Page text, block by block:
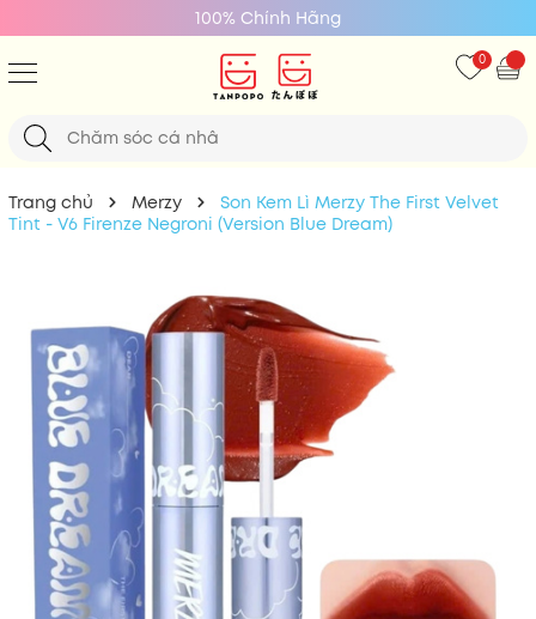
100% Chính Hãng
0
Trang chủ Merzy
Son Kem Lì Merzy The First Velvet
Tint - V6 Firenze Negroni (Version Blue Dream)